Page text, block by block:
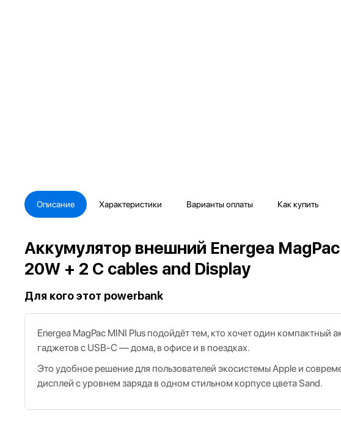
Описание Характеристики Варианты оплаты Как купить
Аккумулятор внешний Energea
20W + 2 C cables and Display
Для кого этот powerbank
Energea MagPac MINI Plus подойдёт тем, кто хочет один компактный
гаджетов с USB‑C — дома, в офисе и в поездках.
Это удобное решение для пользователей экосистемы Apple и
дисплей с уровнем заряда в одном стильном корпусе цвета Sand.